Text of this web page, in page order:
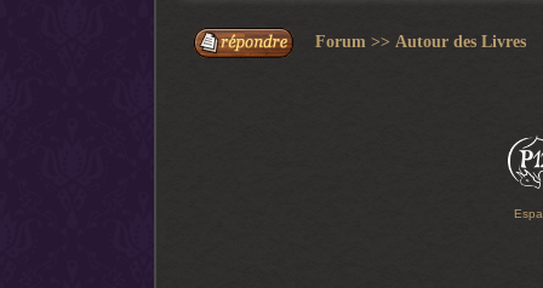
Forum >> Autour des Livres